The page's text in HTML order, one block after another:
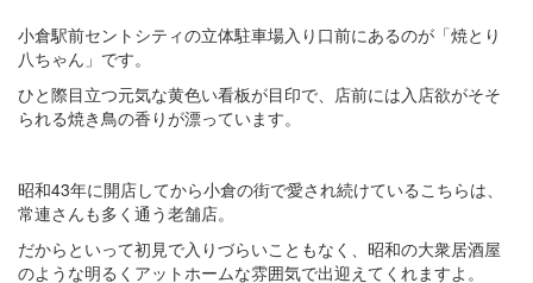
小倉駅前セントシティの立体駐車場入り口前にあるのが「焼とり
八ちゃん」です。
ひと際目立つ元気な黄色い看板が目印で、店前には入店欲がそそ
られる焼き鳥の香りが漂っています。
昭和43年に開店してから小倉の街で愛され続けているこちらは、
常連さんも多く通う老舗店。
だからといって初見で入りづらいこともなく、昭和の大衆居酒屋
のような明るくアットホームな雰囲気で出迎えてくれますよ。